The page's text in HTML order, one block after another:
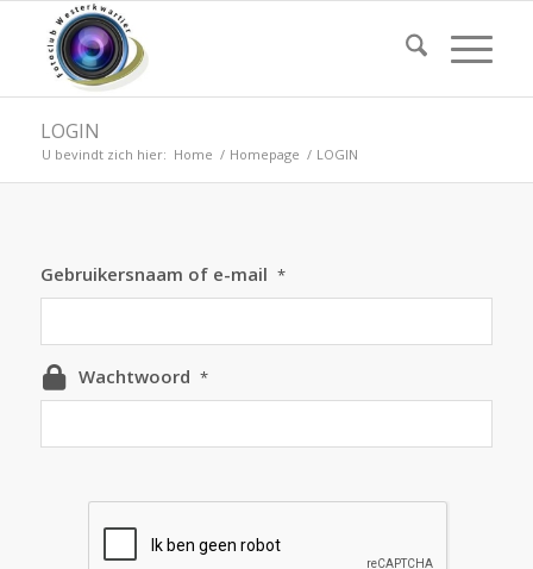
LOGIN
U bevindt zich hier: Home / Homepage / LOGIN
Gebruikersnaam of e-mail *
Wachtwoord *